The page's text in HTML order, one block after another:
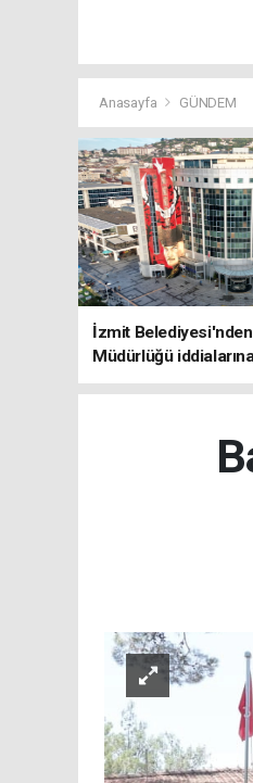
Anasayfa GÜNDEM
İzmit
Müdürlüğü